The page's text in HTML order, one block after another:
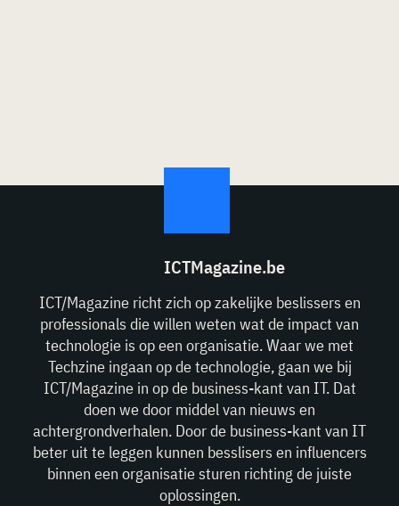
ICTMagazine.be
ICT/Magazine richt zich op zakelijke beslissers en
professionals die willen weten wat de impact van
technologie is op een organisatie. Waar we met
Techzine ingaan op de technologie, gaan we bij
ICT/Magazine in op de business-kant van IT. Dat
doen we door middel van nieuws en
achtergrondverhalen. Door de business-kant van IT
beter uit te leggen kunnen besslisers en influencers
binnen een organisatie sturen richting de juiste
oplossingen.